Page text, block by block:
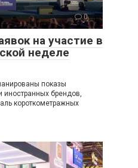
0
на участие в
неделе
показы
иностранных брендов,
короткометражных